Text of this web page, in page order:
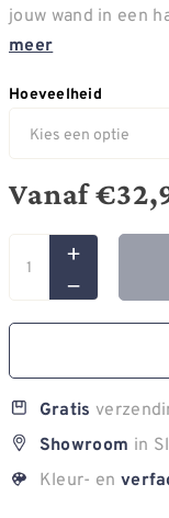
jouw wand in een
meer
Hoeveelheid
Vanaf€
Gratis
Showroom in
Kleur- en